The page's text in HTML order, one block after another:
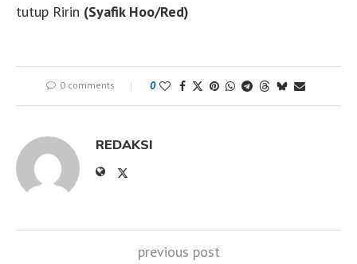
tutup Ririn (Syafik Hoo/Red)
0 comments 0
REDAKSI
previous post